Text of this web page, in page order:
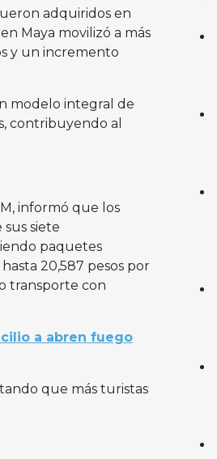
adquiridos en
Maya movilizó a más
y un incremento
modelo integral de
contribuyendo al
informó que los
siete
paquetes
20,587 pesos por
transporte con
a abren fuego
que más turistas